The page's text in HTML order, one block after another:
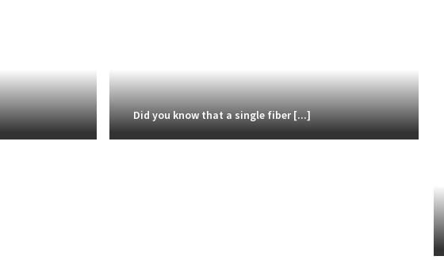
Did you know that a single fiber [...]